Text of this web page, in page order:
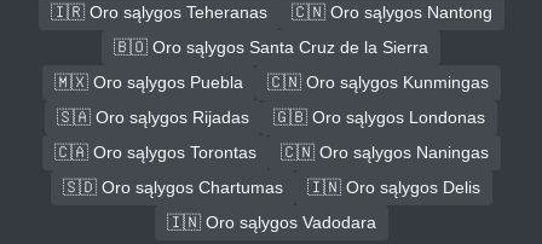
🇮🇷 Oro sąlygos Teheranas
🇨🇳 Oro sąlygos Nantong
🇧🇴 Oro sąlygos Santa Cruz de la Sierra
🇲🇽 Oro sąlygos Puebla
🇨🇳 Oro sąlygos Kunmingas
🇸🇦 Oro sąlygos Rijadas
🇬🇧 Oro sąlygos Londonas
🇨🇦 Oro sąlygos Torontas
🇨🇳 Oro sąlygos Naningas
🇸🇩 Oro sąlygos Chartumas
🇮🇳 Oro sąlygos Delis
🇮🇳 Oro sąlygos Vadodara